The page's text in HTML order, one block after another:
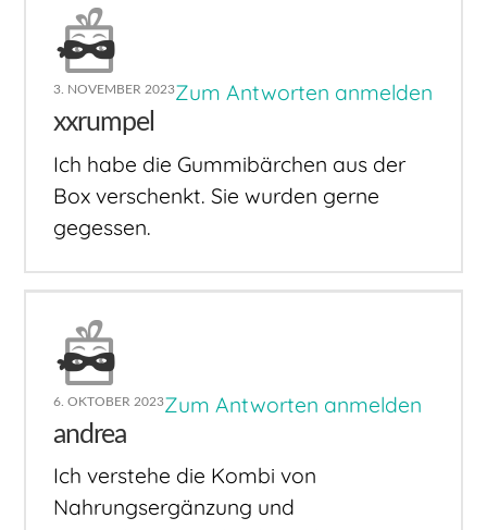
3. NOVEMBER 2023Zum Antworten anmelden
xxrumpel
Ich habe die Gummibärchen aus der
Box verschenkt. Sie wurden gerne
gegessen.
6. OKTOBER 2023Zum Antworten anmelden
andrea
Ich verstehe die Kombi von
Nahrungsergänzung und